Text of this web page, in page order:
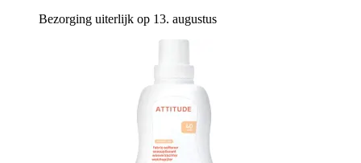
Bezorging uiterlijk op 13. augustus